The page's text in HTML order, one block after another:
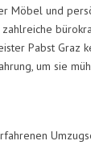
Möbel und
Pabst Graz
um sie